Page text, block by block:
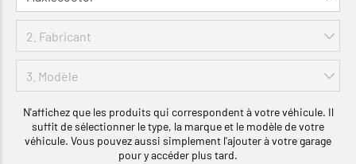
N'affichez que les produits qui correspondent à votre véhicule. Il
suffit de sélectionner le type, la marque et le modèle de votre
véhicule. Vous pouvez aussi simplement l'ajouter à votre garage
pour y accéder plus tard.